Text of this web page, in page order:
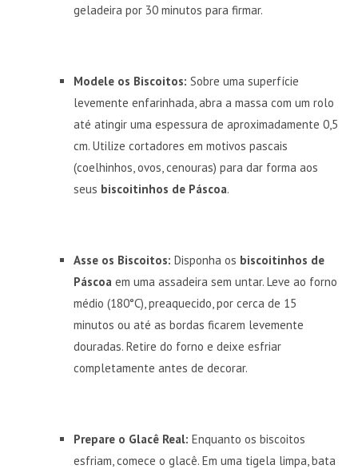
geladeira por 30 minutos para firmar.
Modele os Biscoitos: Sobre uma superfície
levemente enfarinhada, abra a massa com um rolo
até atingir uma espessura de aproximadamente 0,5
cm. Utilize cortadores em motivos pascais
(coelhinhos, ovos, cenouras) para dar forma aos
seus biscoitinhos de Páscoa.
Asse os Biscoitos: Disponha os biscoitinhos de
Páscoa em uma assadeira sem untar. Leve ao forno
médio (180°C), preaquecido, por cerca de 15
minutos ou até as bordas ficarem levemente
douradas. Retire do forno e deixe esfriar
completamente antes de decorar.
Prepare o Glacê Real: Enquanto os biscoitos
esfriam, comece o glacê. Em uma tigela limpa, bata